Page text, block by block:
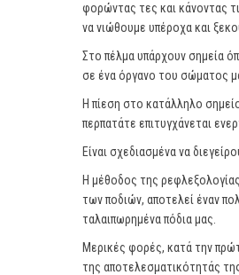
φορώντας τες και κάνοντας
να νιώθουμε υπέροχα και
Στο πέλμα υπάρχουν σημεία
σε ένα όργανο του σώματος
Η πίεση στο κατάλληλο
περπατάτε επιτυγχάνεται
Είναι σχεδιασμένα να
Η μέθοδος της
των ποδιών, αποτελεί έναν
ταλαιπωρημένα πόδια μας.
Μερικές φορές, κατά την
της αποτελεσματικότητάς